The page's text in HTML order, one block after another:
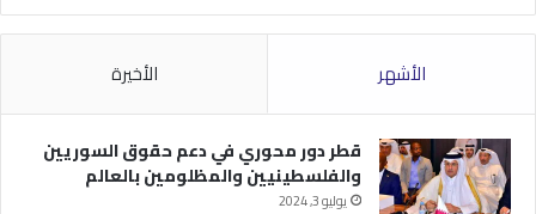
الأشهر الأخيرة
قطر دور محوري في دعم حقوق السوريين
والفلسطينيين والمظلومين بالعالم
يوليو 3, 2024